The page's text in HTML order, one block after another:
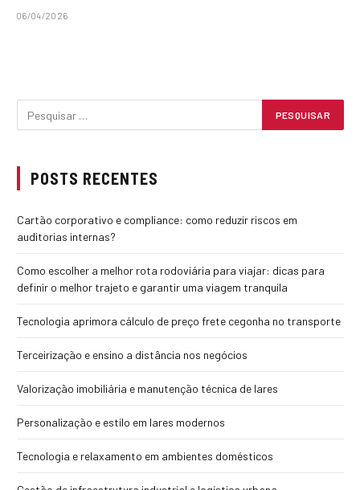
06/04/2026
POSTS RECENTES
Cartão corporativo e compliance: como reduzir riscos em
auditorias internas?
Como escolher a melhor rota rodoviária para viajar: dicas para
definir o melhor trajeto e garantir uma viagem tranquila
Tecnologia aprimora cálculo de preço frete cegonha no transporte
Terceirização e ensino a distância nos negócios
Valorização imobiliária e manutenção técnica de lares
Personalização e estilo em lares modernos
Tecnologia e relaxamento em ambientes domésticos